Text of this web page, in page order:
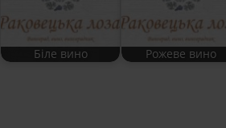
Біле вино Рожеве вино